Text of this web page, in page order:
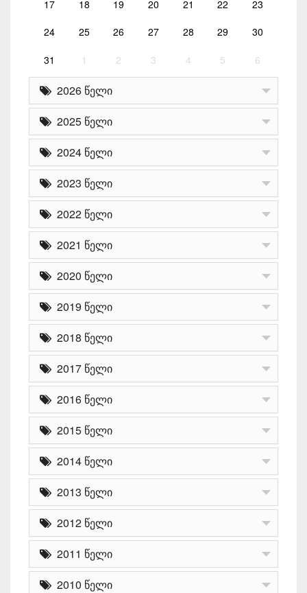
17 18 19 20 21 22 23
24 25 26 27 28 29 30
31 1 2 3 4 5 6
2026 წელი
2025 წელი
2024 წელი
2023 წელი
2022 წელი
2021 წელი
2020 წელი
2019 წელი
2018 წელი
2017 წელი
2016 წელი
2015 წელი
2014 წელი
2013 წელი
2012 წელი
2011 წელი
2010 წელი